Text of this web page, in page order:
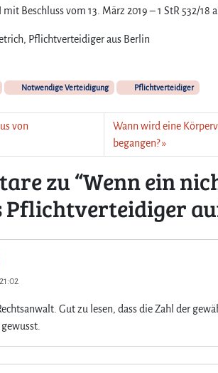
Beschluss vom 13. März 2019 – 1 StR 532/18
Pflichtverteidiger aus Berlin
Notwendige Verteidigung Pflichtverteidiger
von
Wann wird eine
begangen?
zu “Wenn ein
Pflichtverteidiger
Gut zu lesen, dass die Zahl der